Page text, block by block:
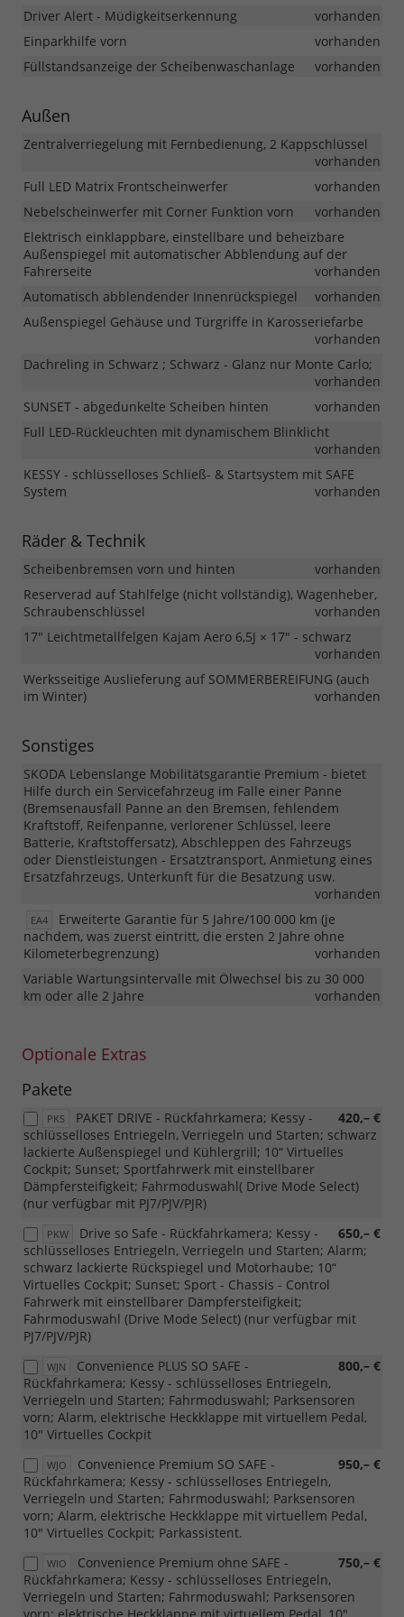
Driver Alert - Müdigkeitserkennung
vorhanden
Einparkhilfe vorn
vorhanden
Füllstandsanzeige der Scheibenwaschanlage
vorhanden
Außen
Zentralverriegelung mit Fernbedienung, 2 Kappschlüssel
vorhanden
Full LED Matrix Frontscheinwerfer
vorhanden
Nebelscheinwerfer mit Corner Funktion vorn
vorhanden
Elektrisch einklappbare, einstellbare und beheizbare
Außenspiegel mit automatischer Abblendung auf der
Fahrerseite
vorhanden
Automatisch abblendender Innenrückspiegel
vorhanden
Außenspiegel Gehäuse und Türgriffe in Karosseriefarbe
vorhanden
Dachreling in Schwarz ; Schwarz - Glanz nur Monte Carlo;
vorhanden
SUNSET - abgedunkelte Scheiben hinten
vorhanden
Full LED-Rückleuchten mit dynamischem Blinklicht
vorhanden
KESSY - schlüsselloses Schließ- & Startsystem mit SAFE
System
vorhanden
Räder & Technik
Scheibenbremsen vorn und hinten
vorhanden
Reserverad auf Stahlfelge (nicht vollständig), Wagenheber,
Schraubenschlüssel
vorhanden
17" Leichtmetallfelgen Kajam Aero 6,5J × 17" - schwarz
vorhanden
Werksseitige Auslieferung auf SOMMERBEREIFUNG (auch
im Winter)
vorhanden
Sonstiges
SKODA Lebenslange Mobilitätsgarantie Premium - bietet
Hilfe durch ein Servicefahrzeug im Falle einer Panne
(Bremsenausfall Panne an den Bremsen, fehlendem
Kraftstoff, Reifenpanne, verlorener Schlüssel, leere
Batterie, Kraftstoffersatz), Abschleppen des Fahrzeugs
oder Dienstleistungen - Ersatztransport, Anmietung eines
Ersatzfahrzeugs, Unterkunft für die Besatzung usw.
vorhanden
EA4
Erweiterte Garantie für 5 Jahre/100 000 km (je
nachdem, was zuerst eintritt, die ersten 2 Jahre ohne
Kilometerbegrenzung)
vorhanden
Variable Wartungsintervalle mit Ölwechsel bis zu 30 000
km oder alle 2 Jahre
vorhanden
Optionale Extras
Pakete
PKS 420,– €
PAKET DRIVE - Rückfahrkamera; Kessy -
schlüsselloses Entriegeln, Verriegeln und Starten; schwarz
lackierte Außenspiegel und Kühlergrill; 10“ Virtuelles
Cockpit; Sunset; Sportfahrwerk mit einstellbarer
Dämpfersteifigkeit; Fahrmoduswahl( Drive Mode Select)
(nur verfügbar mit PJ7/PJV/PJR)
PKW 650,– €
Drive so Safe - Rückfahrkamera; Kessy -
schlüsselloses Entriegeln, Verriegeln und Starten; Alarm;
schwarz lackierte Rückspiegel und Motorhaube; 10“
Virtuelles Cockpit; Sunset; Sport - Chassis - Control
Fahrwerk mit einstellbarer Dämpfersteifigkeit;
Fahrmoduswahl (Drive Mode Select) (nur verfügbar mit
PJ7/PJV/PJR)
WJN 800,– €
Convenience PLUS SO SAFE -
Rückfahrkamera; Kessy - schlüsselloses Entriegeln,
Verriegeln und Starten; Fahrmoduswahl; Parksensoren
vorn; Alarm, elektrische Heckklappe mit virtuellem Pedal,
10" Virtuelles Cockpit
WJO 950,– €
Convenience Premium SO SAFE -
Rückfahrkamera; Kessy - schlüsselloses Entriegeln,
Verriegeln und Starten; Fahrmoduswahl; Parksensoren
vorn; Alarm, elektrische Heckklappe mit virtuellem Pedal,
10" Virtuelles Cockpit; Parkassistent.
WIO 750,– €
Convenience Premium ohne SAFE -
Rückfahrkamera; Kessy - schlüsselloses Entriegeln,
Verriegeln und Starten; Fahrmoduswahl; Parksensoren